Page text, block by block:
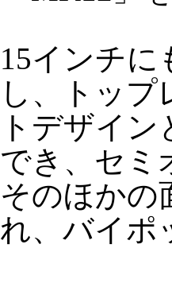
15インチ
し、トッ
トデザイ
でき、セミ
そのほかの
れ、バイポ